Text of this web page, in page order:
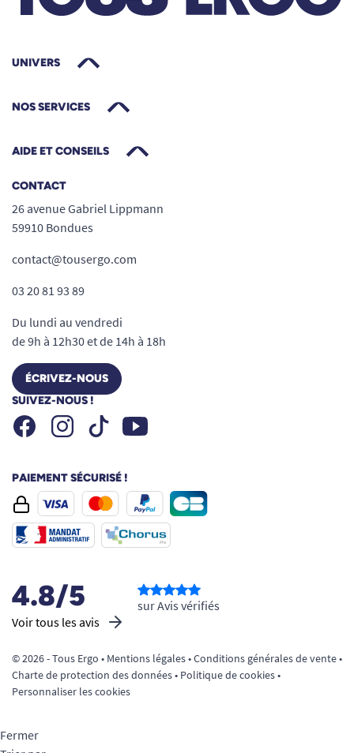
UNIVERS
NOS SERVICES
AIDE ET CONSEILS
CONTACT
26 avenue Gabriel Lippmann
59910 Bondues
contact@tousergo.com
03 20 81 93 89
Du lundi au vendredi
de 9h à 12h30 et de 14h à 18h
ÉCRIVEZ-NOUS
SUIVEZ-NOUS !
FacebookInstagramTiktok Youtube
PAIEMENT SÉCURISÉ !
4.8/5
Voir tous les avis
sur Avis vérifiés
© 2026 - Tous Ergo • Mentions légales•Conditions générales de vente•
Charte de protection des données• Politique de cookies•
Personnaliser les cookies
Fermer